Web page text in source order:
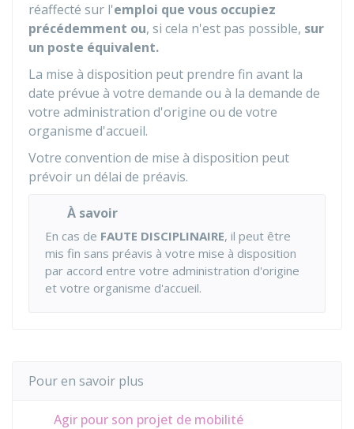
réaffecté sur l'emploi que vous occupiez
précédemment ou, si cela n'est pas possible, sur
un poste équivalent.
La mise à disposition peut prendre fin avant la
date prévue à votre demande ou à la demande de
votre administration d'origine ou de votre
organisme d'accueil.
Votre convention de mise à disposition peut
prévoir un délai de préavis.
À savoir
En cas de FAUTE DISCIPLINAIRE, il peut être
mis fin sans préavis à votre mise à disposition
par accord entre votre administration d'origine
et votre organisme d'accueil.
Pour en savoir plus
Agir pour son projet de mobilité